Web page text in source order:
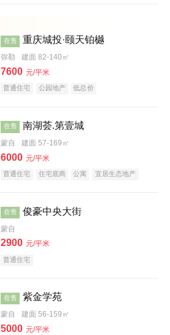
在售 重庆城投·颐天铂樾
弥勒 建面 82-140㎡
7600 元/平米
普通住宅 公园地产 低总价
在售 南湖荟.第壹城
蒙自 建面 57-169㎡
6000 元/平米
普通住宅 住宅底商 公寓 宜居生态地产
在售 俊豪中央大街
蒙自
2900 元/平米
普通住宅
在售 紫金学苑
蒙自 建面 56-159㎡
5000 元/平米